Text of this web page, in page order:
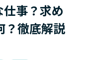
事？求め
？徹底解説